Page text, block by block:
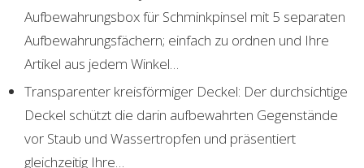
Aufbewahrungsbox für Schminkpinsel mit 5 separaten
Aufbewahrungsfächern; einfach zu ordnen und Ihre
Artikel aus jedem Winkel…
Transparenter kreisförmiger Deckel: Der durchsichtige
Deckel schützt die darin aufbewahrten Gegenstände
vor Staub und Wassertropfen und präsentiert
gleichzeitig Ihre…